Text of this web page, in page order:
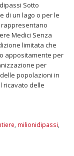
Sotto
di un lago o per le
Medici Senza
limitata che
appositamente per
per
popolazioni in
ricavato delle
milionidipassi